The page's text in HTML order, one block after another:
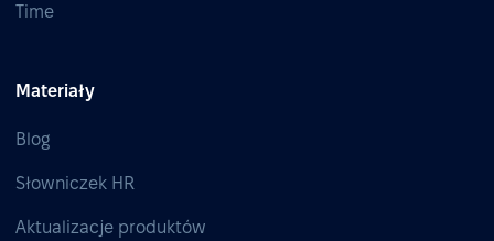
Time
Materiały
Blog
Słowniczek HR
Aktualizacje produktów